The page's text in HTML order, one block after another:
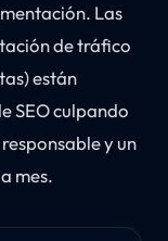
Las
de tráfico
están
SEO culpando
y un
mes.